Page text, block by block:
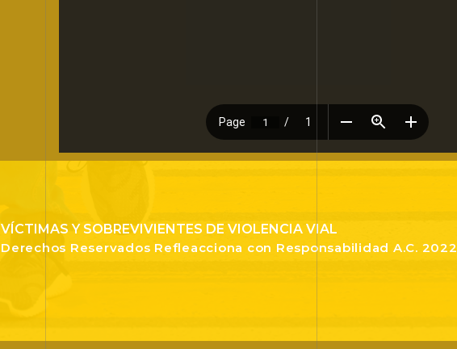
VÍCTIMAS Y SOBREVIVIENTES DE VIOLENCIA VIAL
Derechos Reservados Refleacciona con Responsabilidad A.C. 2022